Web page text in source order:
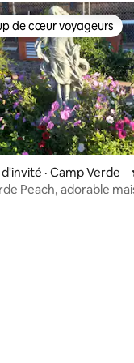
cœur voyageurs
de cœur voyageurs
· Camp Verde
Peach, adorable